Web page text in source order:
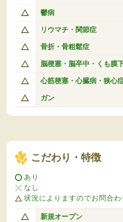
鬱病
リウマチ・関節症
骨折・骨粗鬆症
脳梗塞・脳卒中・くも膜
心筋梗塞・心臓病・狭心
ガン
こだわり・特徴
あり
なし
状況によりますのでお問合
新規オープン